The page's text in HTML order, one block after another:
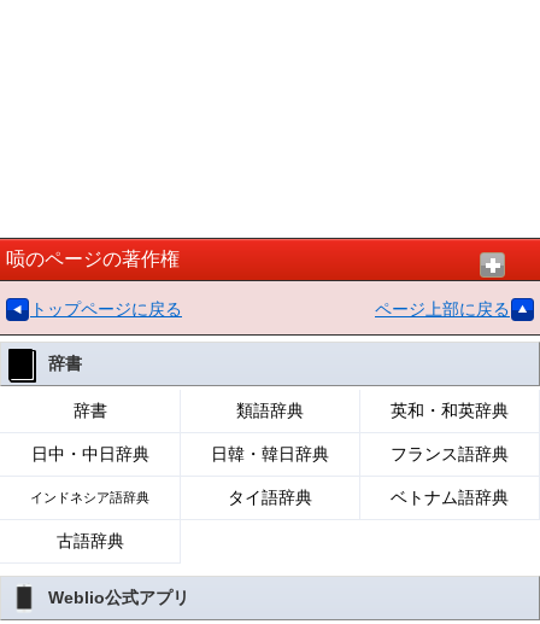
唝のページの著作権
トップページに戻る ページ上部に戻る
辞書
辞書 類語辞典 英和・和英辞典
日中・中日辞典 日韓・韓日辞典 フランス語辞典
インドネシア語辞典 タイ語辞典 ベトナム語辞典
古語辞典
Weblio公式アプリ